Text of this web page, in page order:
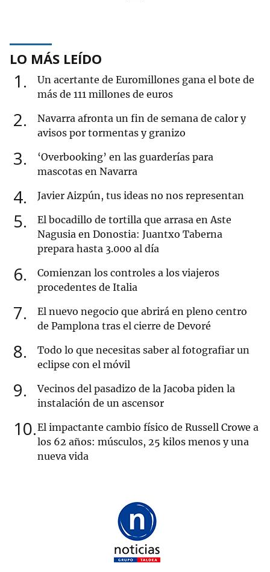
LO MÁS LEÍDO
1
Un acertante de Euromillones gana el bote de
más de 111 millones de euros
2
Navarra afronta un fin de semana de calor y
avisos por tormentas y granizo
3
‘Overbooking’ en las guarderías para
mascotas en Navarra
4 Javier Aizpún, tus ideas no nos representan
5
El bocadillo de tortilla que arrasa en Aste
Nagusia en Donostia: Juantxo Taberna
prepara hasta 3.000 al día
6
Comienzan los controles a los viajeros
procedentes de Italia
7
El nuevo negocio que abrirá en pleno centro
de Pamplona tras el cierre de Devoré
8
Todo lo que necesitas saber al fotografiar un
eclipse con el móvil
9
Vecinos del pasadizo de la Jacoba piden la
instalación de un ascensor
10 El impactante cambio físico de Russell Crowe a
los 62 años: músculos, 25 kilos menos y una
nueva vida